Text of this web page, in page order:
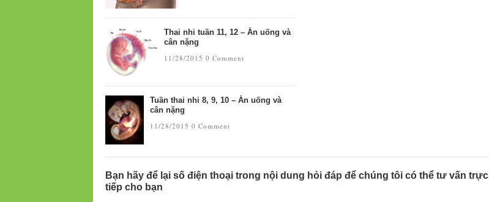
Thai nhi tuần 11, 12 – Ăn uống và
cân nặng
11/28/2015 0 Comment
Tuần thai nhi 8, 9, 10 – Ăn uống và
cân nặng
11/28/2015 0 Comment
Bạn hãy để lại số điện thoại trong nội dung hỏi đáp để chúng tôi có thể tư vấn trực
tiếp cho bạn